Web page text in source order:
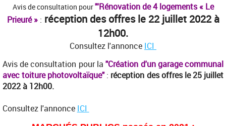
Avis de consultation pour"'Rénovation de 4 logements « Le
Prieuré »: réception des offres le 22 juillet 2022 à
12h00.
Consultez l'annonce ICI
Avis de consultation pour la "Création d'un garage communal
avec toiture photovoltaïque": réception des offres le 25 juillet
2022 à 12h00.
Consultez l'annonce ICI